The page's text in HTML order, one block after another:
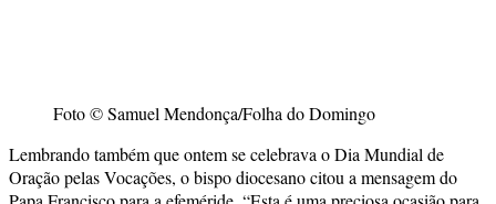
Foto © Samuel Mendonça/Folha do Domingo
Lembrando também que ontem se celebrava o Dia Mundial de
Oração pelas Vocações, o bispo diocesano citou a mensagem do